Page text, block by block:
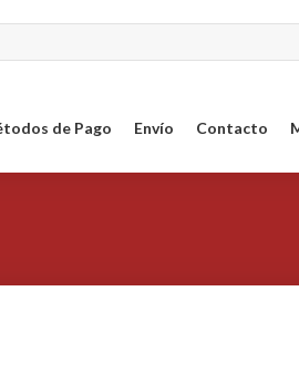
de Pago Envío Contacto